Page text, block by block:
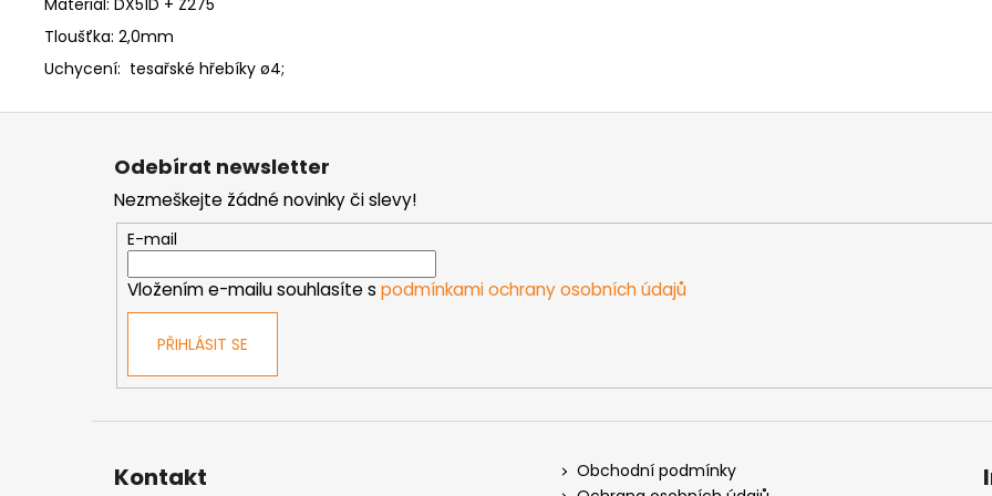
Materiál: DX51D + Z275
Tloušťka: 2,0mm
Uchycení: tesařské hřebíky ø4;
Z
Odebírat newsletter
Nezmeškejte žádné novinky či slevy!
E-mail
Vložením e-mailu souhlasíte s podmínkami ochrany osobních údajů
PŘIHLÁSIT SE
Kontakt
Obchodní podmínky